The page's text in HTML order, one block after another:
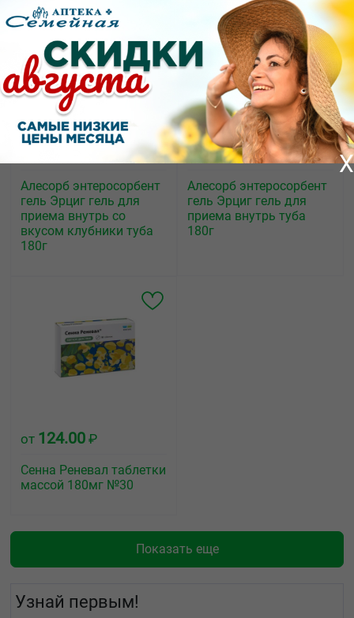
Алесорб энтеросорбент
гель Эрциг гель для
приема внутрь со
вкусом клубники туба
180г
от 444.08₽
Алесорб энтеросорбент
гель Эрциг гель для
приема внутрь туба
180г
от 124.00 ₽
Сенна Реневал таблетки
массой 180мг №30
Показать еще
Узнай первым!
X